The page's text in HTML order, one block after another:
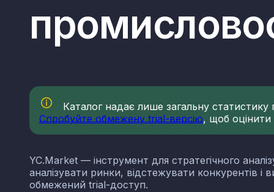
Каталог надає лише загальну статистику
Спробуйте обмежену trial-версію, щоб оцінити
YC.Market — інструмент для стратегічного
аналізувати ринки, відстежувати конкурентів
обмежений trial-доступ.